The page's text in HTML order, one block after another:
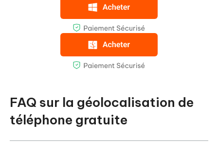
FAQ sur la géolocalisation de
téléphone gratuite